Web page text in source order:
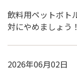
飲料用ペットボト
対にやめましょう！
2026年06月02日